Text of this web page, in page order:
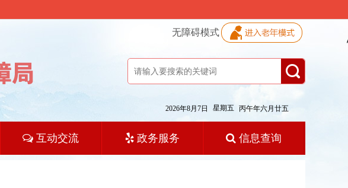
无障碍模式
2026年8月7日 星期五 丙午年六月廿五
互动交流 政务服务 信息查询